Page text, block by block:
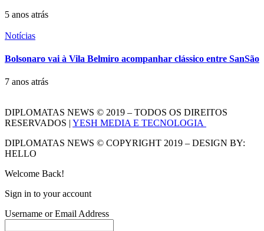
5 anos atrás
Notícias
Bolsonaro vai à Vila Belmiro acompanhar clássico entre SanSão
7 anos atrás
DIPLOMATAS NEWS © 2019 – TODOS OS DIREITOS
RESERVADOS | YESH MEDIA E TECNOLOGIA
DIPLOMATAS NEWS © COPYRIGHT 2019 – DESIGN BY:
HELLO
Welcome Back!
Sign in to your account
Username or Email Address